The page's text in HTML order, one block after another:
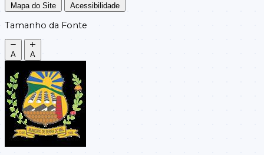
Mapa do Site Acessibilidade
Tamanho da Fonte
A A